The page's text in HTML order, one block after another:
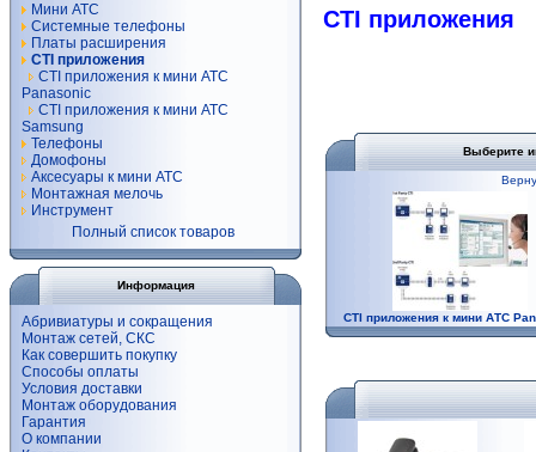
Мини АТС
Системные телефоны
Платы расширения
CTI приложения
CTI приложения к мини АТС
Panasonic
CTI приложения к мини АТС
Samsung
Телефоны
Домофоны
Аксесуары к мини АТС
Монтажная мелочь
Инструмент
Полный список товаров
Информация
Абривиатуры и сокращения
Монтаж сетей, СКС
Как совершить покупку
Способы оплаты
Условия доставки
Монтаж оборудования
Гарантия
О компании
CTI приложения
Выберите
CTI приложения к мини АТС